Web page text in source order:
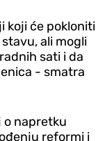
koji će pokloniti
ali mogli
sati i da
- smatra
o napretku
reformi i